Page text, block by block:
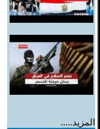
المزيد.....